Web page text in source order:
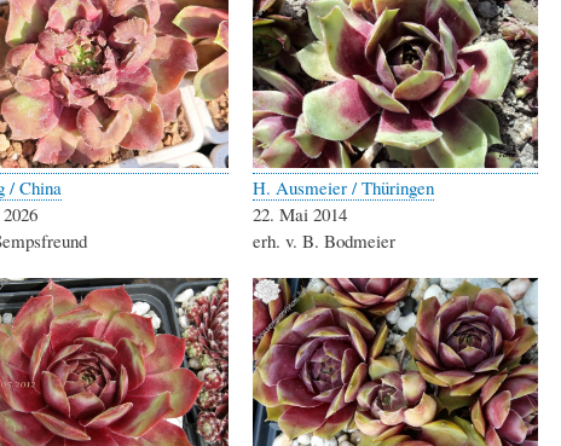
/ China
H. Ausmeier / Thüringen
22. Mai 2014
erh. v. B. Bodmeier